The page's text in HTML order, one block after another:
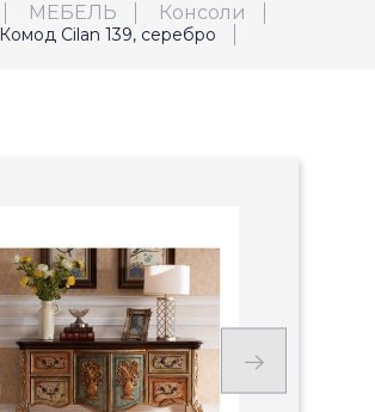
МЕБЕЛЬ Консоли
Комод Cilan 139, серебро